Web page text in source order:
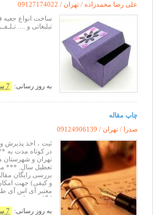
علی رضا محمدزاده / تهران / 09127174022
ساخت انواع جعبه
تبلیغاتی و .... تـلـفــن : 09127174022
به روز رسانی: 7 سال پیش
چاپ مقاله
صدرا / تهران / 09124906139
در کوتاه مدت به
تهران و شهرستان
بررسی رایگان
و کیفی) جهت
انگلیسی با
مقاله شما را
به روز رسانی: 7 سال پیش